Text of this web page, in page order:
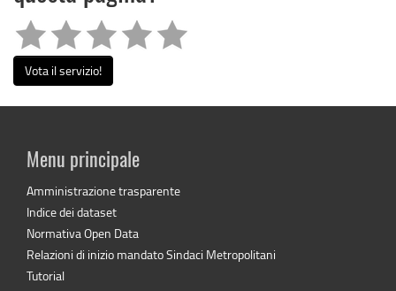
Vota il servizio!
Menu principale
Amministrazione trasparente
Indice dei dataset
Normativa Open Data
Relazioni di inizio mandato Sindaci Metropolitani
Tutorial